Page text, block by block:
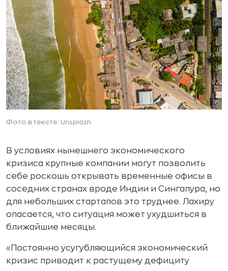
Фото в тексте: Unsplash
В условиях нынешнего экономического
кризиса крупные компании могут позволить
себе роскошь открывать временные офисы в
соседних странах вроде Индии и Сингапура, но
для небольших стартапов это труднее. Лахиру
опасается, что ситуация может ухудшиться в
ближайшие месяцы.
«Постоянно усугубляющийся экономический
кризис приводит к растущему дефициту